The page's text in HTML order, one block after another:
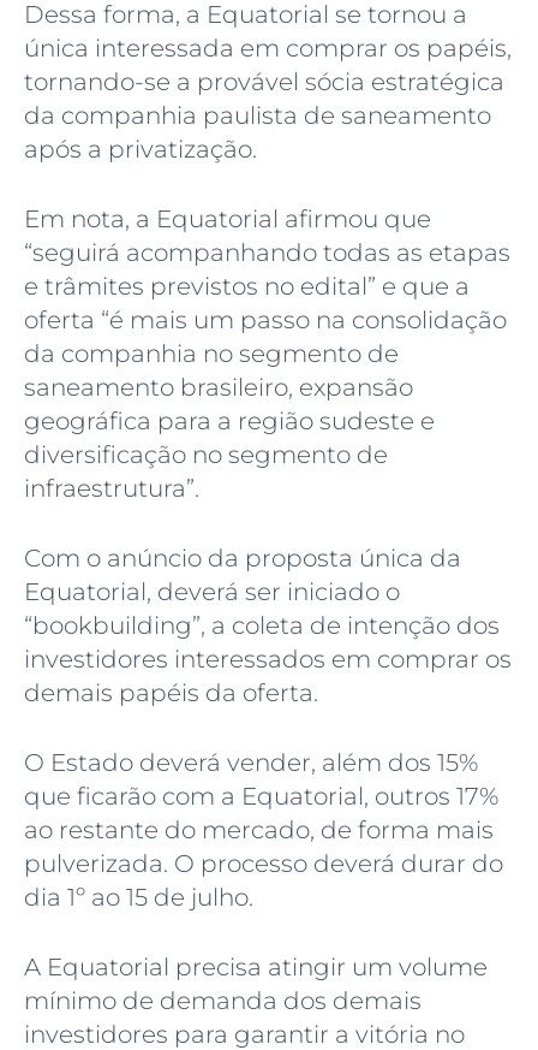
Dessa forma, a Equatorial se tornou a
única interessada em comprar os papéis,
tornando-se a provável sócia estratégica
da companhia paulista de saneamento
após a privatização.
Em nota, a Equatorial afirmou que
“seguirá acompanhando todas as etapas
e trâmites previstos no edital” e que a
oferta “é mais um passo na consolidação
da companhia no segmento de
saneamento brasileiro, expansão
geográfica para a região sudeste e
diversificação no segmento de
infraestrutura”.
Com o anúncio da proposta única da
Equatorial, deverá ser iniciado o
“bookbuilding”, a coleta de intenção dos
investidores interessados em comprar os
demais papéis da oferta.
O Estado deverá vender, além dos 15%
que ficarão com a Equatorial, outros 17%
ao restante do mercado, de forma mais
pulverizada. O processo deverá durar do
dia 1º ao 15 de julho.
A Equatorial precisa atingir um volume
mínimo de demanda dos demais
investidores para garantir a vitória no